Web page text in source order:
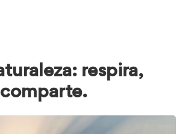
respira,